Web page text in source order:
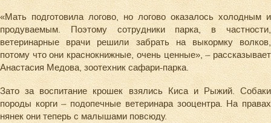
«Мать подготовила логово, но логово оказалось холодным и
продуваемым. Поэтому сотрудники парка, в частности,
ветеринарные врачи решили забрать на выкормку волков,
потому что они краснокнижные, очень ценные», – рассказывает
Анастасия Медова, зоотехник сафари-парка.
Зато за воспитание крошек взялись Киса и Рыжий. Собаки
породы корги – подопечные ветеринара зооцентра. На правах
нянек они теперь с малышами повсюду.